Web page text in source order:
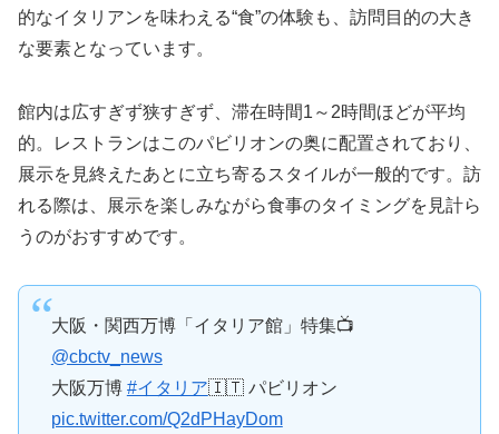
的なイタリアンを味わえる“食”の体験も、訪問目的の大き
な要素となっています。
館内は広すぎず狭すぎず、滞在時間1～2時間ほどが平均
的。レストランはこのパビリオンの奥に配置されており、
展示を見終えたあとに立ち寄るスタイルが一般的です。訪
れる際は、展示を楽しみながら食事のタイミングを見計ら
うのがおすすめです。
大阪・関西万博「イタリア館」特集📺
@cbctv_news
大阪万博 #イタリア🇮🇹 パビリオン
pic.twitter.com/Q2dPHayDom